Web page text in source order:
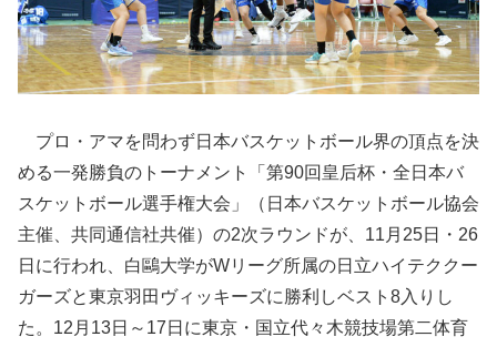
プロ・アマを問わず日本バスケットボール界の頂点を決
める一発勝負のトーナメント「第90回皇后杯・全日本バ
スケットボール選手権大会」（日本バスケットボール協会
主催、共同通信社共催）の2次ラウンドが、11月25日・26
日に行われ、白鷗大学がWリーグ所属の日立ハイテククー
ガーズと東京羽田ヴィッキーズに勝利しベスト8入りし
た。 12月13日～17日に東京・国立代々木競技場第二体育